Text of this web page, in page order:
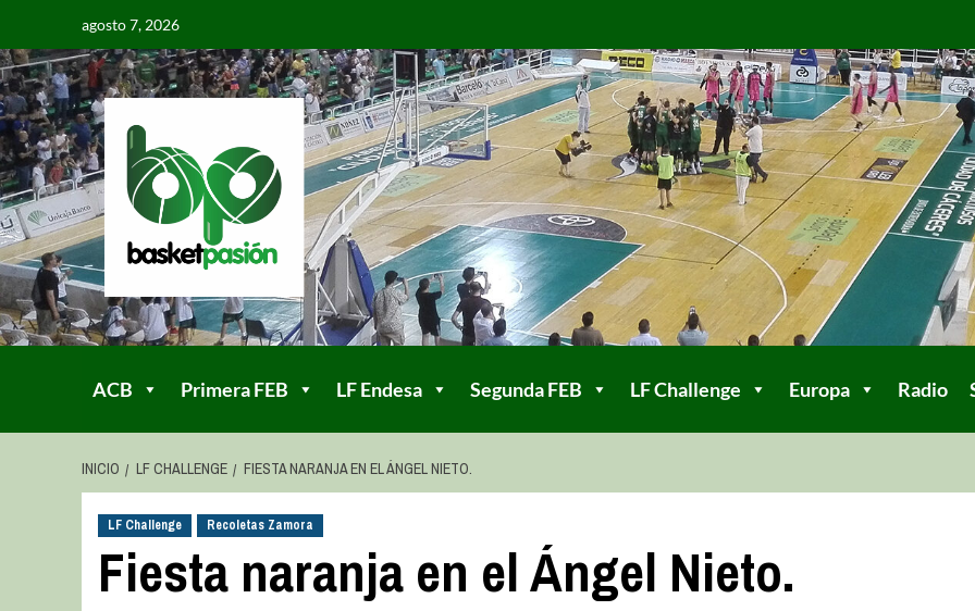
agosto 7, 2026
ACB Primera FEB LF Endesa Segunda FEB LF Challenge Europa Radio
INICIO LF CHALLENGE FIESTA NARANJA EN EL ÁNGEL NIETO.
LF Challenge Recoletas Zamora
Fiesta naranja en el Ángel Nieto.